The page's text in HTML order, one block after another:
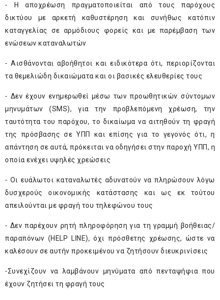
- Η αποχρέωση πραγματοποιείται από τους παρόχους
δικτύου με αρκετή καθυστέρηση και συνήθως κατόπιν
καταγγελίας σε αρμόδιους φορείς και με παρέμβαση των
ενώσεων καταναλωτών
- Αισθάνονται αβοήθητοι και ειδικότερα ότι, περιορίζονται
τα θεμελιώδη δικαιώματα και οι βασικές ελευθερίες τους
- Δεν έχουν ενημερωθεί μέσω των προωθητικών σύντομων
μηνυμάτων (SMS), για την προβλεπόμενη χρέωση, την
ταυτότητα του παρόχου, το δικαίωμα να αιτηθούν τη φραγή
της πρόσβασης σε ΥΠΠ και επίσης για το γεγονός ότι, η
απάντηση σε αυτά, πρόκειται να οδηγήσει στην παροχή ΥΠΠ, η
οποία ενέχει υψηλές χρεώσεις
- Οι ευάλωτοι καταναλωτές αδυνατούν να πληρώσουν λόγω
δυσχερούς οικονομικής κατάστασης και ως εκ τούτου
απειλούνται με φραγή του τηλεφώνου τους
- Δεν παρέχουν ρητή πληροφόρηση για τη γραμμή βοήθειας/
παραπόνων (HELP LINE), όχι πρόσθετης χρέωσης, ώστε να
καλέσουν σε αυτήν προκειμένου να ζητήσουν διευκρινίσεις
-Συνεχίζουν να λαμβάνουν μηνύματα από πενταψήφια που
έχουν ζητήσει τη φραγή τους